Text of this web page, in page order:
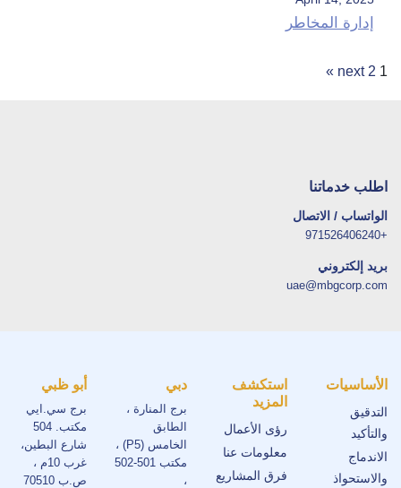
إدارة المخاطر
1
2
next »
اطلب خدماتنا
الواتساب / الاتصال
+971526406240
بريد إلكتروني
uae@mbgcorp.com
الأساسيات
التدقيق
والتأكيد
الاندماج
والاستحواذ
استكشف
المزيد
رؤى الأعمال
معلومات عنا
فرق المشاريع
دبي
برج المنارة ،
الطابق
الخامس (P5) ،
مكتب 501-502
،
أبو ظبي
برج سي.ايي
مكتب. 504
شارع البطين،
غرب 10م ،
ص.ب 70510